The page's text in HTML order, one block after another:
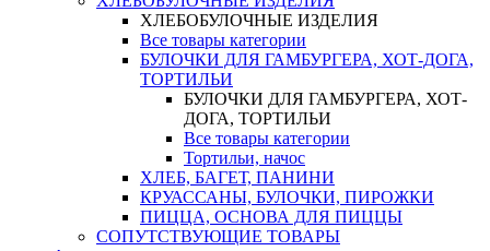
ХЛЕБОБУЛОЧНЫЕ ИЗДЕЛИЯ
Все товары категории
БУЛОЧКИ ДЛЯ ГАМБУРГЕРА, ХОТ-ДОГА,
ТОРТИЛЬИ
БУЛОЧКИ ДЛЯ ГАМБУРГЕРА, ХОТ-
ДОГА, ТОРТИЛЬИ
Все товары категории
Тортильи, начос
ХЛЕБ, БАГЕТ, ПАНИНИ
КРУАССАНЫ, БУЛОЧКИ, ПИРОЖКИ
ПИЦЦА, ОСНОВА ДЛЯ ПИЦЦЫ
СОПУТСТВУЮЩИЕ ТОВАРЫ